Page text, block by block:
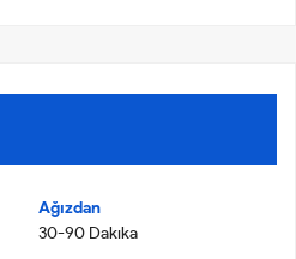
Ağızdan
30-90 Dakıka